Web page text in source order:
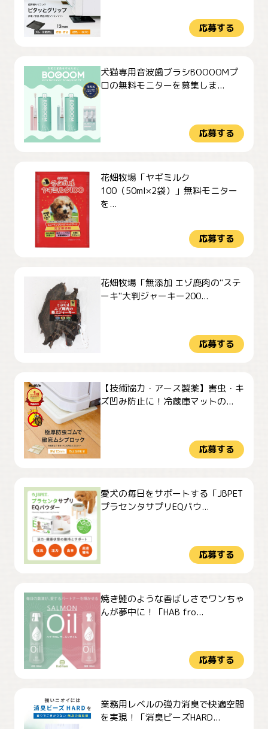
応募する
犬猫専用音波歯ブラシBOOOOMプ
ロの無料モニターを募集しま...
応募する
花畑牧場「ヤギミルク
100（50ml×2袋）」無料モニター
を...
応募する
花畑牧場「無添加 エゾ鹿肉の"ステ
ーキ"大判ジャーキー200...
応募する
【技術協力・アース製薬】害虫・キ
ズ凹み防止に！冷蔵庫マットの...
応募する
愛犬の毎日をサポートする「JBPET
プラセンタサプリEQパウ...
応募する
焼き鮭のような香ばしさでワンちゃ
んが夢中に！「HAB fro...
応募する
業務用レベルの強力消臭で快適空間
を実現！「消臭ビーズHARD...